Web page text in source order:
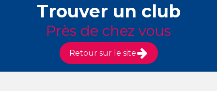
Trouver un club
Près de chez vous
Retour sur le site